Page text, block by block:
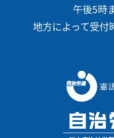
午後5時
地方によって受付